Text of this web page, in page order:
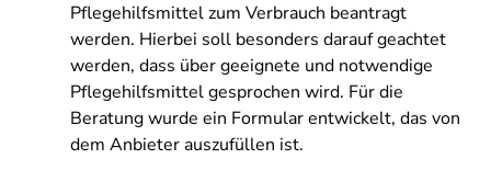
Pflegehilfsmittel zum Verbrauch beantragt
werden. Hierbei soll besonders darauf geachtet
werden, dass über geeignete und notwendige
Pflegehilfsmittel gesprochen wird. Für die
Beratung wurde ein Formular entwickelt, das von
dem Anbieter auszufüllen ist.